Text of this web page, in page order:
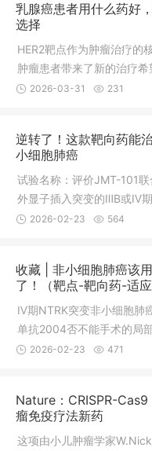
乳腺癌患者用什么药好
选择
HER2靶点作为肿瘤治疗的
肿瘤患者带来了新的治疗
提升,针对该靶点的抗体偶
客观反映了药品的实际应
督管理局药品审评中心
2026-03-31 231
逆转了！这款靶向药能
小细胞肺癌
试验名称：评价JMT-101
外显子插入突变的ⅢB或Ⅳ
的Ⅰb期临床研究做过基因
0Ins靶向药物,EGFR20突
绝大多数肺癌属于非小细
为非小细胞肺癌，尤其是
患者只要基因检测证实存在
2026-02-23 564
收藏 | 非小细胞肺癌该
了！（靶点-靶向药-适应
Ⅳ期NTRK突变非小细胞肺
单抗2004否不能手术的局
胞肺癌VEGF/VEGFR雷莫
家可以根据自身疾病及治疗
导，在专业医学顾问的帮
S1突变非小细胞肺癌一线
2026-02-23 471
Nature：CRISPR-
瘤免疫疗法新药
这项由小儿肿瘤学家